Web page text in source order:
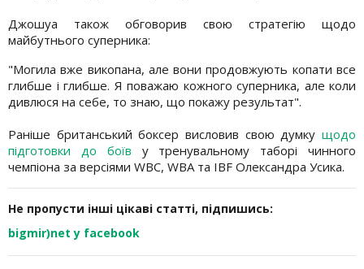
Джошуа також обговорив свою стратегію щодо
майбутнього суперника:
"Могила вже викопана, але вони продовжують копати все
глибше і глибше. Я поважаю кожного суперника, але коли
дивлюся на себе, то знаю, що покажу результат".
Раніше британський боксер висловив свою думку щодо
підготовки до боїв у тренувальному таборі чинного
чемпіона за версіями WBC, WBA та IBF Олександра Усика.
Не пропусти інші цікаві статті, підпишись:
bigmir)net у facebook